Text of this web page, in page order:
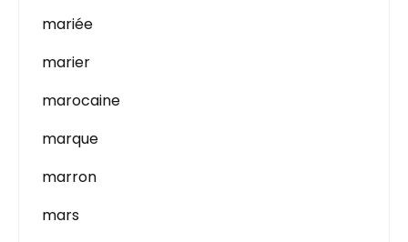
mariée
marier
marocaine
marque
marron
mars